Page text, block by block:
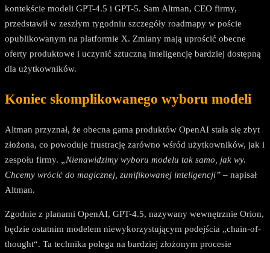
kontekście modeli GPT-4.5 i GPT-5. Sam Altman, CEO firmy,
przedstawił w zeszłym tygodniu szczegóły roadmapy w poście
opublikowanym na platformie X. Zmiany mają uprościć obecne
oferty produktowe i uczynić sztuczną inteligencję bardziej dostępną
dla użytkowników.
Koniec skomplikowanego wyboru modeli
Altman przyznał, że obecna gama produktów OpenAI stała się zbyt
złożona, co powoduje frustrację zarówno wśród użytkowników, jak i
zespołu firmy.
„Nienawidzimy wyboru modelu tak samo, jak wy.
Chcemy wrócić do magicznej, zunifikowanej inteligencji” – napisał
Altman.
Zgodnie z planami OpenAI, GPT-4.5, nazywany wewnętrznie Orion,
będzie ostatnim modelem niewykorzystującym podejścia „chain-of-
thought“. Ta technika polega na bardziej złożonym procesie